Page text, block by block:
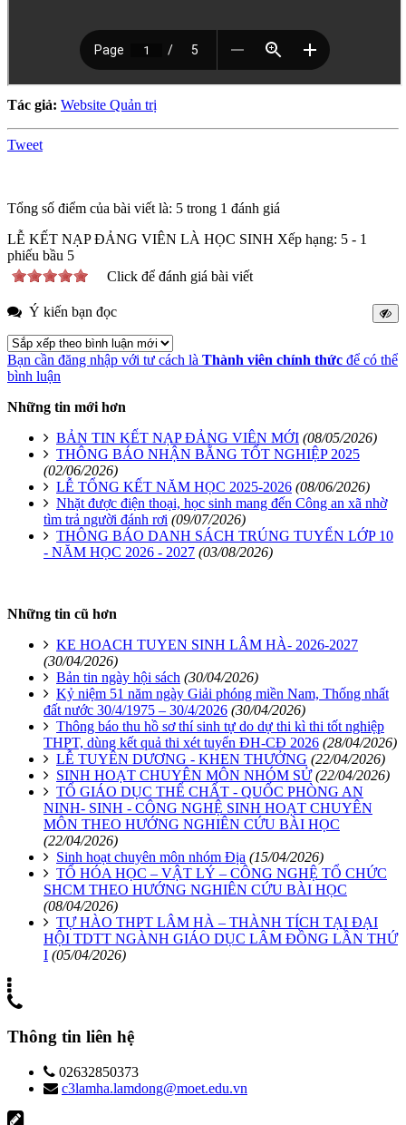
Tác giả: Website Quản trị
Tweet
Tổng số điểm của bài viết là: 5 trong 1 đánh giá
LỄ KẾT NẠP ĐẢNG VIÊN LÀ HỌC SINH Xếp hạng: 5 - 1
phiếu bầu 5
Click để đánh giá bài viết
Ý kiến bạn đọc
Bạn cần đăng nhập với tư cách là Thành viên chính thức để có thể
bình luận
Những tin mới hơn
BẢN TIN KẾT NẠP ĐẢNG VIÊN MỚI (08/05/2026)
THÔNG BÁO NHẬN BẰNG TỐT NGHIỆP 2025
(02/06/2026)
LỄ TỔNG KẾT NĂM HỌC 2025-2026 (08/06/2026)
Nhặt được điện thoại, học sinh mang đến Công an xã nhờ
tìm trả người đánh rơi (09/07/2026)
THÔNG BÁO DANH SÁCH TRÚNG TUYỂN LỚP 10
- NĂM HỌC 2026 - 2027 (03/08/2026)
Những tin cũ hơn
KE HOACH TUYEN SINH LÂM HÀ- 2026-2027
(30/04/2026)
Bản tin ngày hội sách (30/04/2026)
Kỷ niệm 51 năm ngày Giải phóng miền Nam, Thống nhất
đất nước 30/4/1975 – 30/4/2026 (30/04/2026)
Thông báo thu hồ sơ thí sinh tự do dự thi kì thi tốt nghiệp
THPT, dùng kết quả thi xét tuyển ĐH-CĐ 2026 (28/04/2026)
LỄ TUYÊN DƯƠNG - KHEN THƯỞNG (22/04/2026)
SINH HOẠT CHUYÊN MÔN NHÓM SỬ (22/04/2026)
TỔ GIÁO DỤC THỂ CHẤT - QUỐC PHÒNG AN
NINH- SINH - CÔNG NGHỆ SINH HOẠT CHUYÊN
MÔN THEO HƯỚNG NGHIÊN CỨU BÀI HỌC
(22/04/2026)
Sinh hoạt chuyên môn nhóm Địa (15/04/2026)
TỔ HÓA HỌC – VẬT LÝ – CÔNG NGHỆ TỔ CHỨC
SHCM THEO HƯỚNG NGHIÊN CỨU BÀI HỌC
(08/04/2026)
TỰ HÀO THPT LÂM HÀ – THÀNH TÍCH TẠI ĐẠI
HỘI TDTT NGÀNH GIÁO DỤC LÂM ĐỒNG LẦN THỨ
I (05/04/2026)
Thông tin liên hệ
02632850373
c3lamha.lamdong@moet.edu.vn